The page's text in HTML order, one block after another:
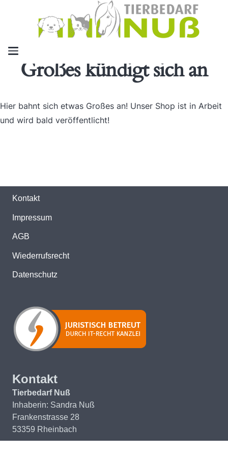
Großes kündigt sich an
Hier bahnt sich etwas Großes an! Unser Shop ist in Arbeit
und wird bald veröffentlicht!
Kontakt
Impressum
AGB
Wiederrufsrecht
Datenschutz
Kontakt
Tierbedarf Nuß
Inhaberin: Sandra Nuß
Frankenstrasse 28
53359 Rheinbach